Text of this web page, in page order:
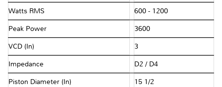
Watts RMS 600 - 1200
Peak Power 3600
VCD (In) 3
Impedance D2 / D4
Piston Diameter (In) 15 1/2